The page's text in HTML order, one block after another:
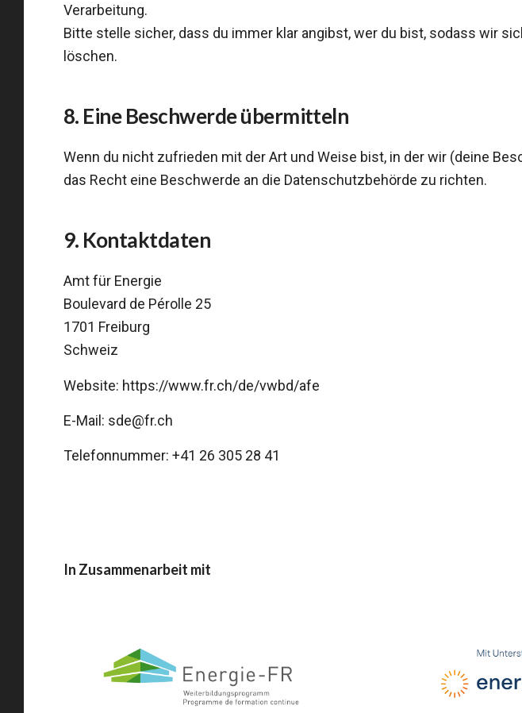
Verarbeitung.
Bitte stelle sicher, dass du immer klar angibst, wer du bist, sodass wir
löschen.
8. Eine Beschwerde übermitteln
Wenn du nicht zufrieden mit der Art und Weise bist, in der wir (deine
das Recht eine Beschwerde an die Datenschutzbehörde zu richten.
9. Kontaktdaten
Amt für Energie
Boulevard de Pérolle 25
1701 Freiburg
Schweiz
Website: https://www.fr.ch/de/vwbd/afe
E-Mail: sde@fr.ch
Telefonnummer: +41 26 305 28 41
In Zusammenarbeit mit